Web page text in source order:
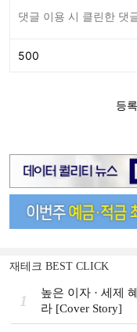
재테크 BEST CLICK
1
높은 이자 · 세제
라 [Cover Story]